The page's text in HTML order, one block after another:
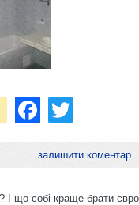
залишити коментар
І що собі краще брати євро